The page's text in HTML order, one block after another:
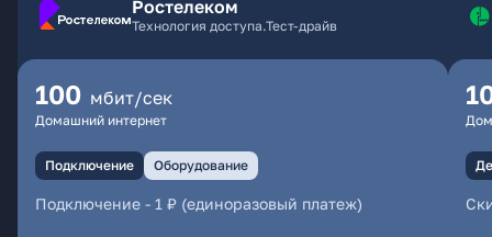
Ростелеком
Технология доступа.Тест-драйв
100 мбит/сек
Домашний интернет
Подключение Оборудование
Подключение - 1 ₽ (единоразовый платеж)